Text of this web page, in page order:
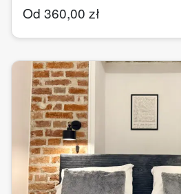
Od 360,00 zł